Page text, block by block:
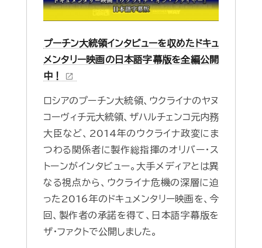
プーチン大統領インタビューを収めたドキュ
メンタリー映画の日本語字幕版を全編公開
中！
open_in_new
ロシアのプーチン大統領、ウクライナのヤヌ
コーヴィチ元大統領、ザハルチェンコ元内務
大臣など、2014年のウクライナ政変にま
つわる関係者に製作総指揮のオリバー・ス
トーンがインタビュー。大手メディアとは異
なる視点から、ウクライナ危機の深層に迫
った2016年のドキュメンタリー映画を、今
回、製作者の承諾を得て、日本語字幕版を
ザ・ファクトで公開しました。